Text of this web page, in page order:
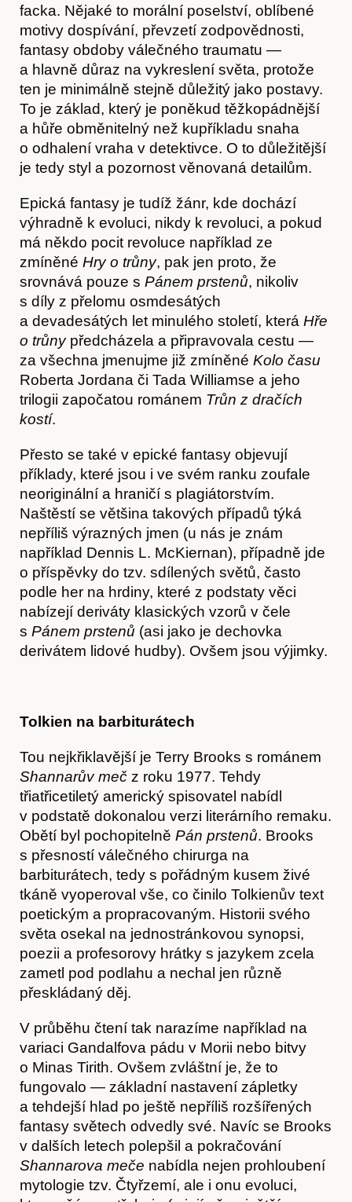
Články
Časopis
Hostcast
Akce
facka. Nějaké to morální poselství, oblíbené
motivy dospívání, převzetí zodpovědnosti,
fantasy obdoby válečného traumatu —
a hlavně důraz na vykreslení světa, protože
ten je minimálně stejně důležitý jako postavy.
To je základ, který je poněkud těžkopádnější
a hůře obměnitelný než kupříkladu snaha
o odhalení vraha v detektivce. O to důležitější
je tedy styl a pozornost věnovaná detailům.
Epická fantasy je tudíž žánr, kde dochází
výhradně k evoluci, nikdy k revoluci, a pokud
má někdo pocit revoluce například ze
zmíněné Hry o trůny, pak jen proto, že
srovnává pouze s Pánem prstenů, nikoliv
s díly z přelomu osmdesátých
a devadesátých let minulého století, která Hře
o trůnypředcházela a připravovala cestu —
za všechna jmenujme již zmíněné Kolo času
Roberta Jordana či Tada Williamse a jeho
trilogii započatou románem Trůn z dračích
kostí.
Přesto se také v epické fantasy objevují
příklady, které jsou i ve svém ranku zoufale
neoriginální a hraničí s plagiátorstvím.
Naštěstí se většina takových případů týká
nepříliš výrazných jmen (u nás je znám
například Dennis L. McKiernan), případně jde
o příspěvky do tzv. sdílených světů, často
podle her na hrdiny, které z podstaty věci
nabízejí deriváty klasických vzorů v čele
s Pánem prstenů (asi jako je dechovka
derivátem lidové hudby). Ovšem jsou výjimky.
Tolkien na barbiturátech
Tou nejkřiklavější je Terry Brooks s románem
Shannarův meč z roku 1977. Tehdy
třiatřicetiletý americký spisovatel nabídl
v podstatě dokonalou verzi literárního remaku.
Obětí byl pochopitelně Pán prstenů. Brooks
s přesností válečného chirurga na
barbiturátech, tedy s pořádným kusem živé
tkáně vyoperoval vše, co činilo Tolkienův text
poetickým a propracovaným. Historii svého
světa osekal na jednostránkovou synopsi,
poezii a profesorovy hrátky s jazykem zcela
zametl pod podlahu a nechal jen různě
přeskládaný děj.
V průběhu čtení tak narazíme například na
variaci Gandalfova pádu v Morii nebo bitvy
o Minas Tirith. Ovšem zvláštní je, že to
fungovalo — základní nastavení zápletky
a tehdejší hlad po ještě nepříliš rozšířených
fantasy světech odvedly své. Navíc se Brooks
v dalších letech polepšil a pokračování
Shannarova meče nabídla nejen prohloubení
mytologie tzv. Čtyřzemí, ale i onu evoluci,